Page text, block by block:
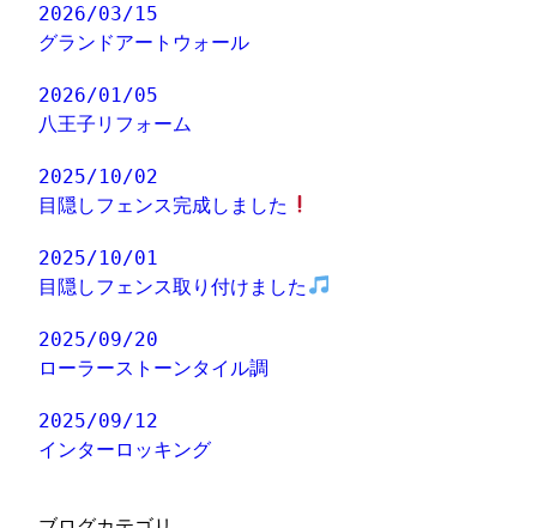
2026/03/15
グランドアートウォール
2026/01/05
八王子リフォーム
2025/10/02
目隠しフェンス完成しました
2025/10/01
目隠しフェンス取り付けました
2025/09/20
ローラーストーンタイル調
2025/09/12
インターロッキング